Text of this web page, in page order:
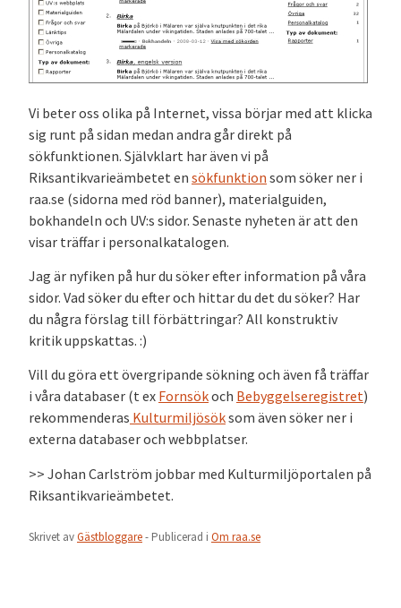
Vi beter oss olika på Internet, vissa börjar med att klicka
sig runt på sidan medan andra går direkt på
sökfunktionen. Självklart har även vi på
Riksantikvarieämbetet en sökfunktion som söker ner i
raa.se (sidorna med röd banner), materialguiden,
bokhandeln och UV:s sidor. Senaste nyheten är att den
visar träffar i personalkatalogen.
Jag är nyfiken på hur du söker efter information på våra
sidor. Vad söker du efter och hittar du det du söker? Har
du några förslag till förbättringar? All konstruktiv
kritik uppskattas. :)
Vill du göra ett övergripande sökning och även få träffar
i våra databaser (t ex Fornsökoch Bebyggelseregistret)
rekommenderas Kulturmiljösöksom även söker ner i
externa databaser och webbplatser.
>> Johan Carlström jobbar med Kulturmiljöportalen på
Riksantikvarieämbetet.
Skrivet avGästbloggare- Publicerad i Om raa.se